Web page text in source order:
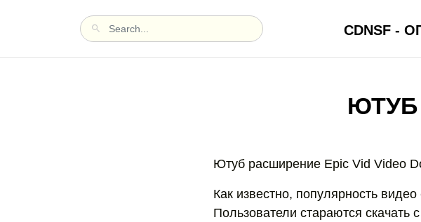
CDNSF -
Ютуб расширение Epic Vid Video
Как известно, популярность
Пользователи стараются скачать